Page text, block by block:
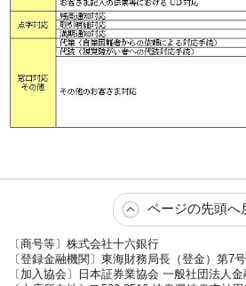
ページの先頭へ
〔商号等〕株式会社十六銀行
〔登録金融機関〕東海財務局長（登金）第7号
〔加入協会〕日本証券業協会 一般社団法人